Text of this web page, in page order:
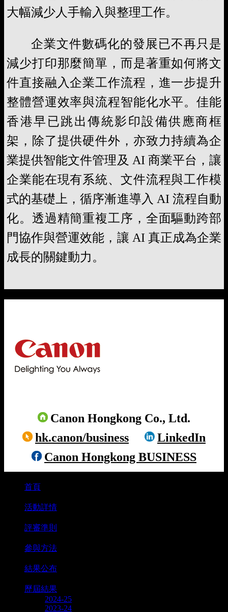
大幅減少人手輸入與整理工作。
企業文件數碼化的發展已不再只是
減少打印那麼簡單，而是著重如何將文
件直接融入企業工作流程，進一步提升
整體營運效率與流程智能化水平。佳能
香港早已跳出傳統影印設備供應商框
架，除了提供硬件外，亦致力持續為企
業提供智能文件管理及 AI 商業平台，讓
企業能在現有系統、文件流程與工作模
式的基礎上，循序漸進導入 AI 流程自動
化。透過精簡重複工序，全面驅動跨部
門協作與營運效能，讓 AI 真正成為企業
成長的關鍵動力。
Canon Hongkong Co., Ltd.
hk.canon/business
LinkedIn
Canon Hongkong BUSINESS
首頁
活動詳情
評審準則
參與方法
結果公布
歷屆結果
2024-25
2023-24